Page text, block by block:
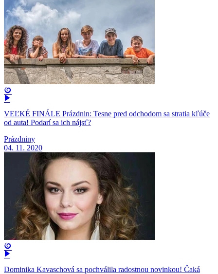
VEĽKÉ FINÁLE Prázdnin: Tesne pred odchodom sa stratia kľúče
od auta! Podarí sa ich nájsť?
Prázdniny
04. 11. 2020
Dominika Kavaschová sa pochválila radostnou novinkou! Čaká